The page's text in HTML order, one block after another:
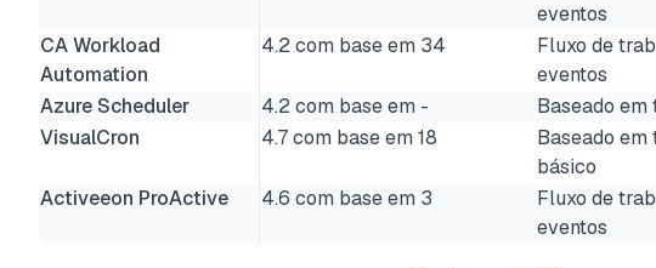
eventos
CA Workload
Automation
4.2 com base em 34
Fluxo de
eventos
Azure Scheduler
4.2 com base em -
Baseado em
VisualCron
4.7 com base em 18
Baseado
básico
Activeeon ProActive
4.6 com base em 3
Fluxo de
eventos